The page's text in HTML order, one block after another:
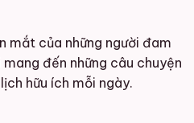
mắt của những người đam
đến những câu chuyện
hữu ích mỗi ngày.